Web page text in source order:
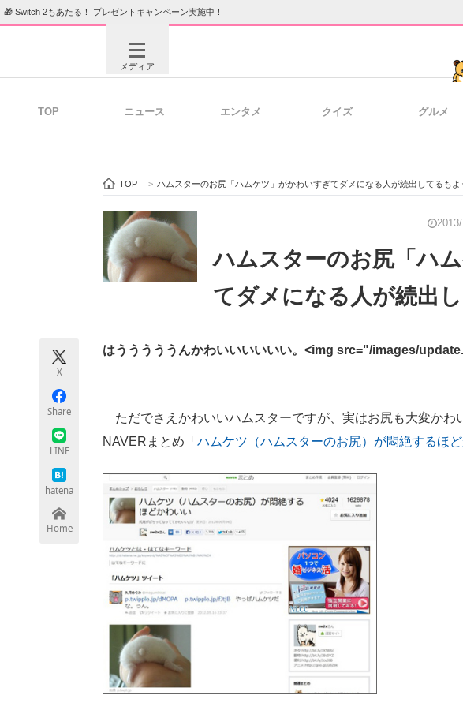
🎁 Switch 2もあたる！ プレゼントキャンペーン実施中！
メディア
ビジネスと働き方のヒント
ITエンジニア向け専門サイト 企業向けIT製品の総合サイト
ちょっと気になるネットの話題
TOP ニュース エンタメ クイズ グルメ
TOP > ハムスターのお尻「ハムケツ」がかわいすぎてダメになる人が続出してるもよ
ハムスターのお尻「ハ
てダメになる人が続出
X
Share
LINE
hatena
Home
はうううううんかわいいいいいい。<img src="/images/
ただでさえかわいいハムスターですが、実はお尻も大変か
NAVERまとめ「 ハムケツ（ハムスターのお尻）が悶絶するほ